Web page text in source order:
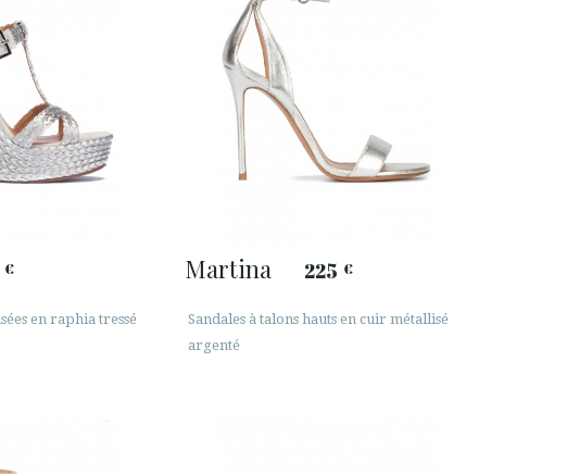
€
en raphia tressé
Martina 225 €
Sandales à talons hauts en cuir métallisé
argenté